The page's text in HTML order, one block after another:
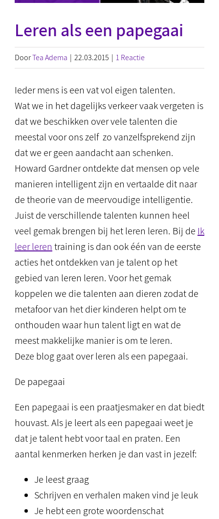
Leren als een papegaai
DoorTea Adema | 22.03.2015 | 1 Reactie
Ieder mens is een vat vol eigen talenten.
Wat we in het dagelijks verkeer vaak vergeten is
dat we beschikken over vele talenten die
meestal voor ons zelf zo vanzelfsprekend zijn
dat we er geen aandacht aan schenken.
Howard Gardner ontdekte dat mensen op vele
manieren intelligent zijn en vertaalde dit naar
de theorie van de meervoudige intelligentie.
Juist de verschillende talenten kunnen heel
veel gemak brengen bij het leren leren. Bij de Ik
leer leren training is dan ook één van de eerste
acties het ontdekken van je talent op het
gebied van leren leren. Voor het gemak
koppelen we die talenten aan dieren zodat de
metafoor van het dier kinderen helpt om te
onthouden waar hun talent ligt en wat de
meest makkelijke manier is om te leren.
Deze blog gaat over leren als een papegaai.
De papegaai
Een papegaai is een praatjesmaker en dat biedt
houvast. Als je leert als een papegaai weet je
dat je talent hebt voor taal en praten. Een
aantal kenmerken herken je dan vast in jezelf:
Je leest graag
Schrijven en verhalen maken vind je leuk
Je hebt een grote woordenschat